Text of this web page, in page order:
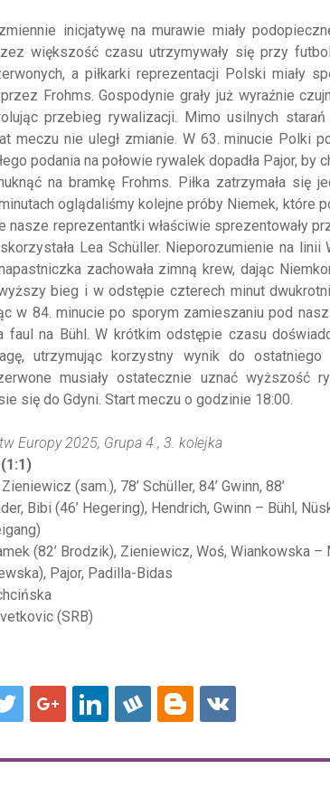
inicjatywę na murawie miały
większość czasu utrzymywały się przy
a piłkarki reprezentacji Polski miały
Frohms. Gospodynie grały już wyraźnie
przebieg rywalizacji. Mimo usilnych
meczu nie uległ zmianie. W 63. minucie Polki
podania na połowie rywalek dopadła Pajor,
na bramkę Frohms. Piłka zatrzymała się
oglądaliśmy kolejne próby Niemek, które
nasze reprezentantki właściwie sprezentowały
Lea Schüller. Nieporozumienie na linii
zachowała zimną krew, dając
bieg i w odstępie czterech minut
w 84. minucie po sporym zamieszaniu pod
faul na Bühl. W krótkim odstępie czasu
utrzymując korzystny wynik do
musiały ostatecznie uznać wyższość
się do Gdyni. Start meczu o godzinie 18:00.
Europy 2025, Grupa 4., 3. kolejka
Zieniewicz (sam.), 78’ Schüller, 84’ Gwinn, 88’
Bibi (46’ Hegering), Hendrich, Gwinn – Bühl,
(82’ Brodzik), Zieniewicz, Woś, Wiankowska
Pajor, Padilla-Bidas
(SRB)